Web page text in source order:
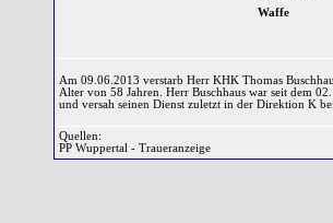
Waffe
Am 09.06.2013 verstarb Herr KHK Thomas
Alter von 58 Jahren. Herr Buschhaus war seit dem
und versah seinen Dienst zuletzt in der Direktion K
Quellen:
PP Wuppertal - Traueranzeige